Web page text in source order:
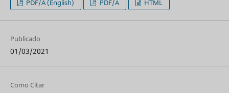
PDF/A (English) PDF/A HTML
Publicado
01/03/2021
Como Citar